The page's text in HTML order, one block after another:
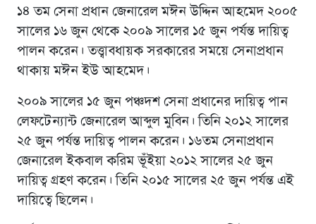
১৪ তম সেনা প্রধান জেনারেল মঈন উদ্দিন আহমেদ ২০০৫
সালের ১৬ জুন থেকে ২০০৯ সালের ১৫ জুন পর্যন্ত দায়িত্ব
পালন করেন। তত্ত্বাবধায়ক সরকারের সময়ে সেনাপ্রধান
থাকায় মঈন ইউ আহমেদ।
২০০৯ সালের ১৫ জুন পঞ্চদশ সেনা প্রধানের দায়িত্ব পান
লেফটেন্যান্ট জেনারেল আব্দুল মুবিন। তিনি ২০১২ সালের
২৫ জুন পর্যন্ত দায়িত্ব পালন করেন। ১৬তম সেনাপ্রধান
জেনারেল ইকবাল করিম ভূঁইয়া ২০১২ সালের ২৫ জুন
দায়িত্ব গ্রহণ করেন। তিনি ২০১৫ সালের ২৫ জুন পর্যন্ত এই
দায়িত্বে ছিলেন।